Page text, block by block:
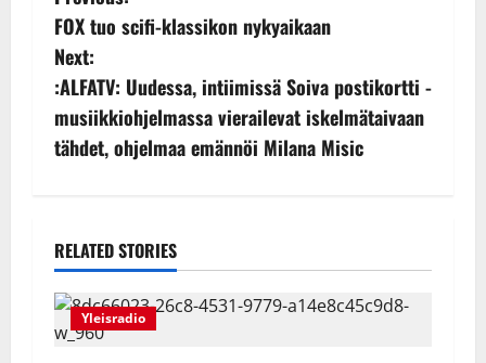
o
s
t
v
i
FOX tuo scifi-klassikon nykyaikaan
Next:
:ALFATV: Uudessa, intiimissä Soiva postikortti -
musiikkiohjelmassa vierailevat iskelmätaivaan
tähdet, ohjelmaa emännöi Milana Misic
RELATED STORIES
Yleisradio